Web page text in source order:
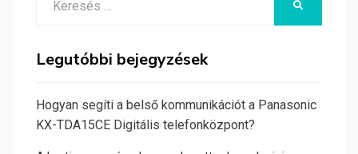
Legutóbbi bejegyzések
Hogyan segíti a belső kommunikációt a Panasonic
KX-TDA15CE Digitális telefonközpont?